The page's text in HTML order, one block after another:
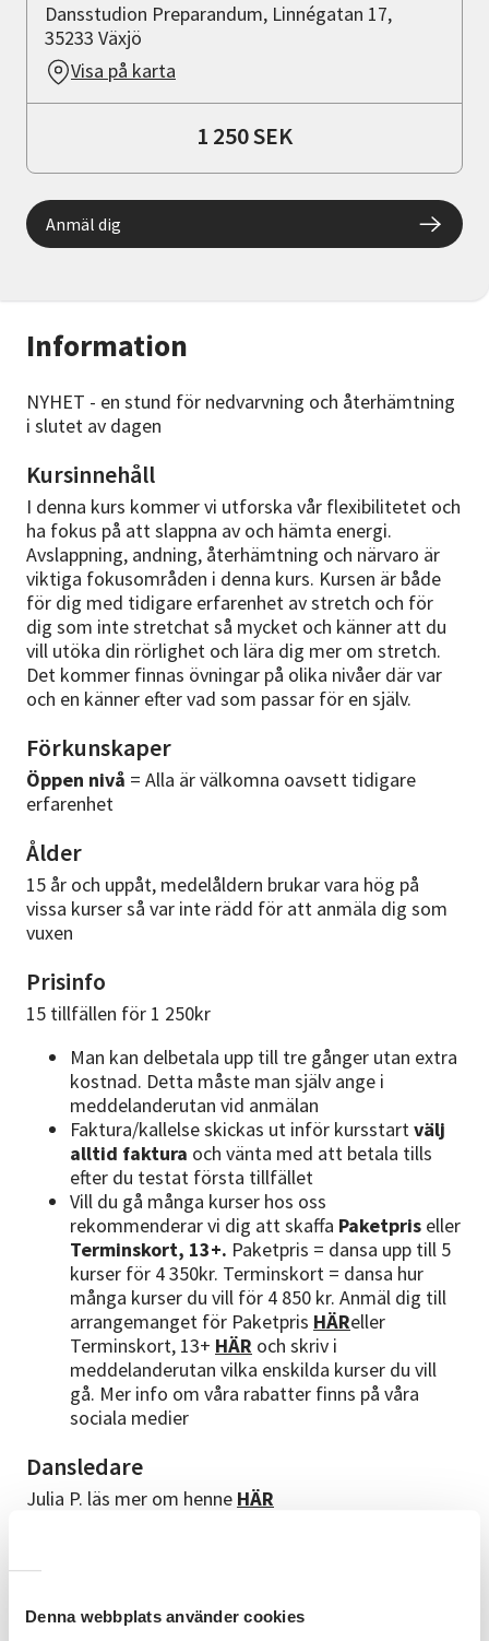
Denna webbplats använder cookies
Information
NYHET - en stund för nedvarvning och återhämtning
i slutet av dagen
Kursinnehåll
I denna kurs kommer vi utforska vår flexibilitetet och
ha fokus på att slappna av och hämta energi.
Avslappning, andning, återhämtning och närvaro är
viktiga fokusområden i denna kurs. Kursen är både
för dig med tidigare erfarenhet av stretch och för
dig som inte stretchat så mycket och känner att du
vill utöka din rörlighet och lära dig mer om stretch.
Det kommer finnas övningar på olika nivåer där var
och en känner efter vad som passar för en själv.
Förkunskaper
Öppen nivå = Alla är välkomna oavsett tidigare
erfarenhet
Ålder
15 år och uppåt, medelåldern brukar vara hög på
vissa kurser så var inte rädd för att anmäla dig som
vuxen
Prisinfo
15 tillfällen för 1 250kr
Man kan delbetala upp till tre gånger utan extra
kostnad. Detta måste man själv ange i
meddelanderutan vid anmälan
Faktura/kallelse skickas ut inför kursstartvälj
alltid faktura och vänta med att betala tills
efter du testat första tillfället
Vill du gå många kurser hos oss
rekommenderar vi dig att skaffa Paketpris eller
Terminskort, 13+. Paketpris = dansa upp till 5
kurser för 4 350kr. Terminskort = dansa hur
många kurser du vill för 4 850 kr. Anmäl dig till
arrangemanget för Paketpris HÄReller
Terminskort, 13+ HÄR och skriv i
meddelanderutan vilka enskilda kurser du vill
gå. Mer info om våra rabatter finns på våra
sociala medier
Dansledare
Julia P. läs mer om henne HÄR
mainly given i English
Bra att veta
Dansstudion Preparandum, Linnégatan 17,
35233 Växjö
Visa på karta
1 250 SEK
Anmäl dig